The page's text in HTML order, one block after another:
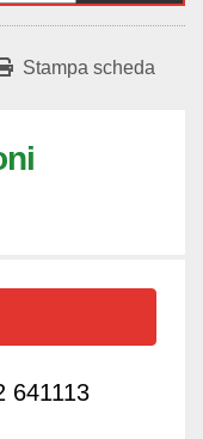
Stampa scheda
641113